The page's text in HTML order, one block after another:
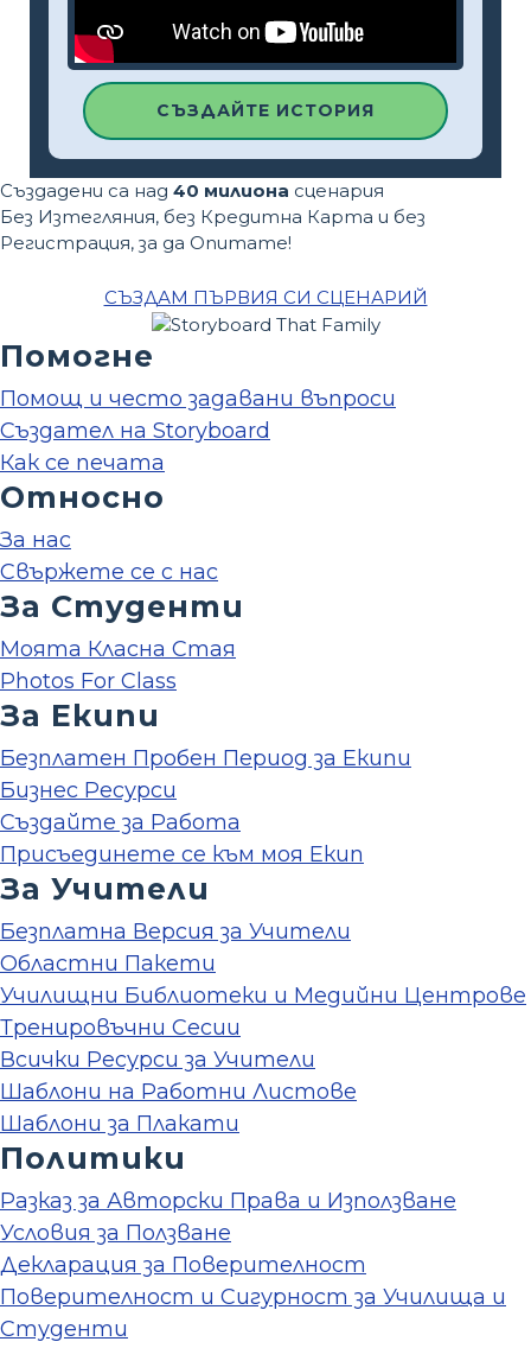
СЪЗДАЙТЕ ИСТОРИЯ
Създадени са над 40 милиона сценария
Без Изтегляния, без Кредитна Карта и без
Регистрация, за да Опитате!
СЪЗДАМ ПЪРВИЯ СИ СЦЕНАРИЙ
Помогне
Помощ и често задавани въпроси
Създател на Storyboard
Как се печата
Относно
За нас
Свържете се с нас
За Студенти
Моята Класна Стая
Photos For Class
За Екипи
Безплатен Пробен Период за Екипи
Бизнес Ресурси
Създайте за Работа
Присъединете се към моя Екип
За Учители
Безплатна Версия за Учители
Областни Пакети
Училищни Библиотеки и Медийни Центрове
Тренировъчни Сесии
Всички Ресурси за Учители
Шаблони на Работни Листове
Шаблони за Плакати
Политики
Разказ за Авторски Права и Използване
Условия за Ползване
Декларация за Поверителност
Поверителност и Сигурност за Училища и
Студенти